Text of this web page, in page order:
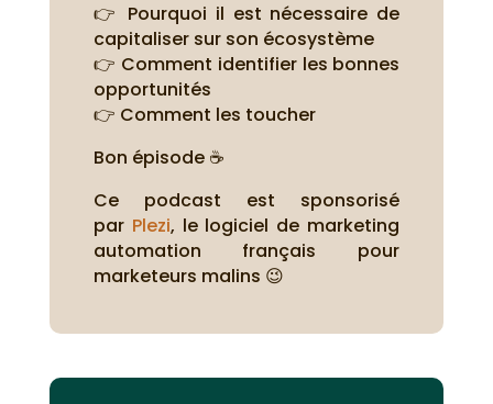
👉 Pourquoi il est nécessaire de
capitaliser sur son écosystème
👉 Comment identifier les bonnes
opportunités
👉 Comment les toucher
Bon épisode ☕
Ce podcast est sponsorisé
par Plezi, le logiciel de marketing
automation français pour
marketeurs malins 😉